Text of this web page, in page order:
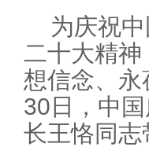
为庆祝
二十大精
想信念、
30日，中
长王恪同